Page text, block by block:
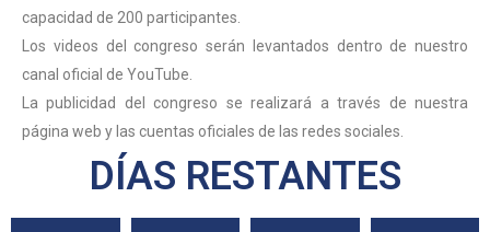
capacidad de 200 participantes.
Los videos del congreso serán levantados dentro de nuestro
canal oficial de YouTube.
La publicidad del congreso se realizará a través de nuestra
página web y las cuentas oficiales de las redes sociales.
DÍAS RESTANTES